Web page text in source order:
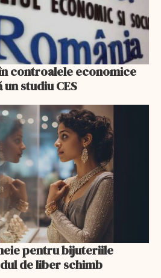
controalele economice
studiu CES
pentru bijuteriile
de liber schimb